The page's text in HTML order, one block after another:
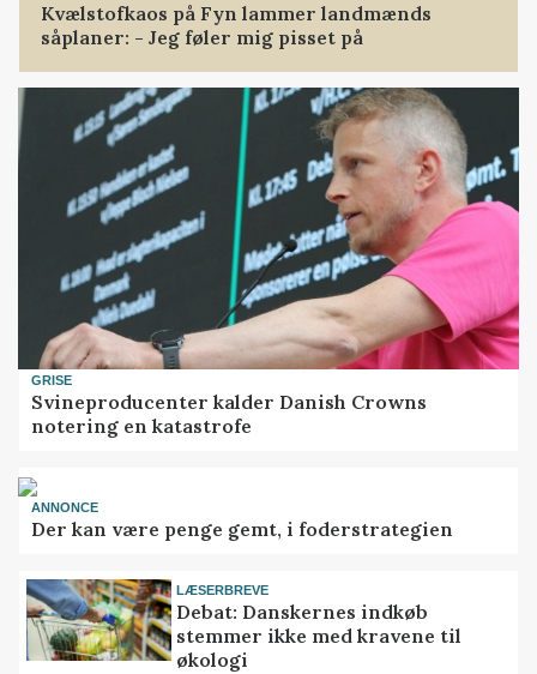
Kvælstofkaos på Fyn lammer landmænds
såplaner: - Jeg føler mig pisset på
GRISE
Svineproducenter kalder Danish Crowns
notering en katastrofe
ANNONCE
Der kan være penge gemt, i foderstrategien
LÆSERBREVE
Debat: Danskernes indkøb
stemmer ikke med kravene til
økologi